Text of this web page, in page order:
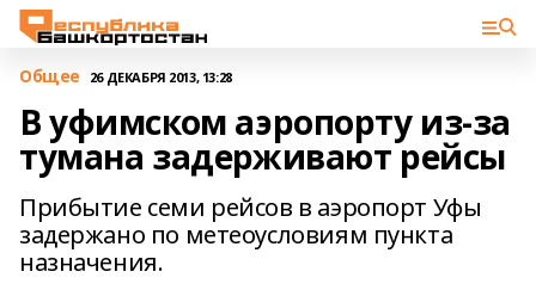
Общее 26 ДЕКАБРЯ 2013, 13:28
В уфимском аэропорту из-за
тумана задерживают рейсы
Прибытие семи рейсов в аэропорт Уфы
задержано по метеоусловиям пункта
назначения.